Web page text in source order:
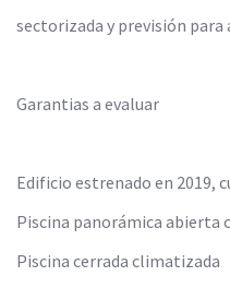
sectorizada y previsión para
Garantias a evaluar
Edificio estrenado en 2019,
Piscina panorámica
Piscina cerrada climatizada